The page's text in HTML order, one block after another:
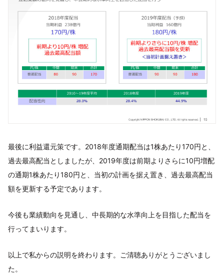
最後に利益還元策です。2018年度通期配当は1株あたり170円と、
過去最高配当としましたが、2019年度は前期よりさらに10円増配
の通期1株あたり180円と、当初の計画を据え置き、過去最高配当
額を更新する予定であります。
今後も業績動向を見通し、中長期的な水準向上を目指した配当を
行ってまいります。
以上で私からの説明を終わります。ご清聴ありがとうございまし
た。